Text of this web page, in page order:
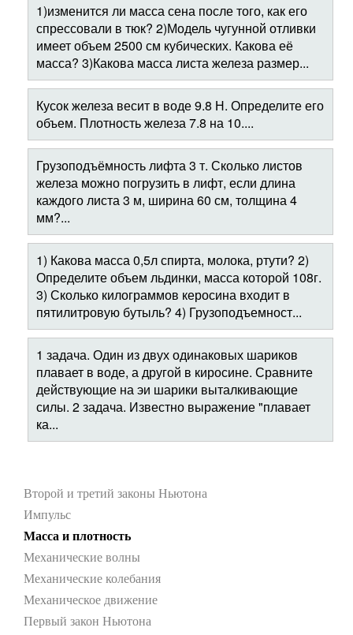
1)изменится ли масса сена после того, как его
спрессовали в тюк? 2)Модель чугунной отливки
имеет объем 2500 см кубических. Какова её
масса? 3)Какова масса листа железа размер...
Кусок железа весит в воде 9.8 Н. Определите его
объем. Плотность железа 7.8 на 10....
Грузоподъёмность лифта 3 т. Сколько листов
железа можно погрузить в лифт, если длина
каждого листа 3 м, ширина 60 см, толщина 4
мм?...
1) Какова масса 0,5л спирта, молока, ртути? 2)
Определите объем льдинки, масса которой 108г.
3) Сколько килограммов керосина входит в
пятилитровую бутыль? 4) Грузоподъемност...
1 задача. Один из двух одинаковых шариков
плавает в воде, а другой в киросине. Сравните
действующие на эи шарики выталкивающие
силы. 2 задача. Известно выражение "плавает
ка...
Второй и третий законы Ньютона
Импульс
Масса и плотность
Механические волны
Механические колебания
Механическое движение
Первый закон Ньютона